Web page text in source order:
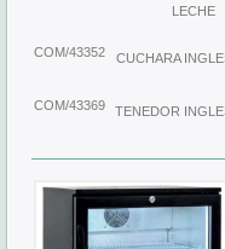
LECHE
COM/43352 CUCHARA
COM/43369 TENEDOR